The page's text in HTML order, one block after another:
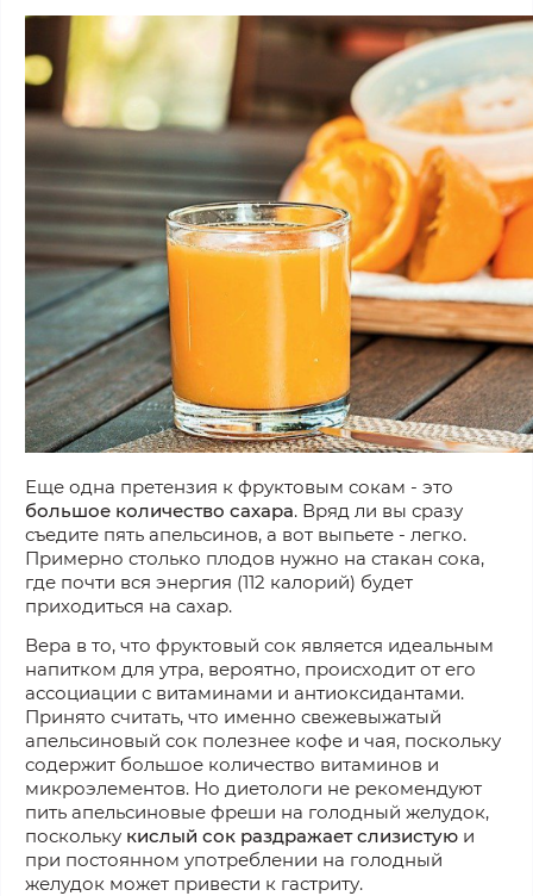
Еще одна претензия к фруктовым сокам - это
большое количество сахара. Вряд ли вы сразу
съедите пять апельсинов, а вот выпьете - легко.
Примерно столько плодов нужно на стакан сока,
где почти вся энергия (112 калорий) будет
приходиться на сахар.
Вера в то, что фруктовый сок является идеальным
напитком для утра, вероятно, происходит от его
ассоциации с витаминами и антиоксидантами.
Принято считать, что именно свежевыжатый
апельсиновый сок полезнее кофе и чая, поскольку
содержит большое количество витаминов и
микроэлементов. Но диетологи не рекомендуют
пить апельсиновые фреши на голодный желудок,
поскольку кислый сок раздражает слизистую и
при постоянном употреблении на голодный
желудок может привести к гастриту.